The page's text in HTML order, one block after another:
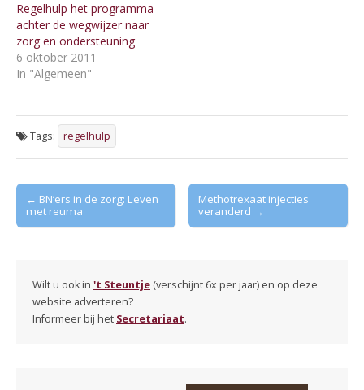
Regelhulp het programma
achter de wegwijzer naar
zorg en ondersteuning
6 oktober 2011
In "Algemeen"
Tags: regelhulp
Post
navigation
← BN’ers in de zorg: Leven
met reuma
Methotrexaat injecties
veranderd →
Wilt u ook in 't Steuntje (verschijnt 6x per jaar) en op deze
website adverteren?
Informeer bij het Secretariaat.